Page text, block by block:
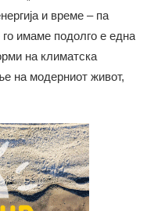
и време – па
имаме подолго е една
на климатска
на модерниот живот,